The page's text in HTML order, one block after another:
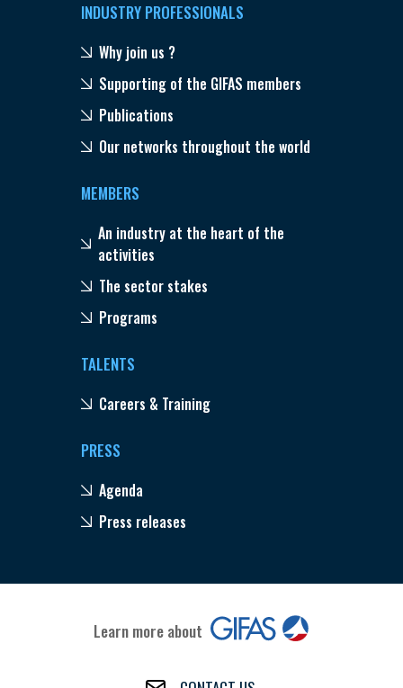
INDUSTRY PROFESSIONALS
Why join us ?
Supporting of the GIFAS members
Publications
Our networks throughout the world
MEMBERS
An industry at the heart of the
activities
The sector stakes
Programs
TALENTS
Careers & Training
PRESS
Agenda
Press releases
Learn more about